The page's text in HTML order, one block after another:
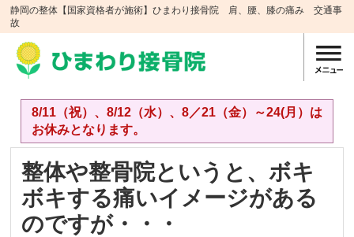
静岡の整体【国家資格者が施術】ひまわり接骨院 肩、腰、膝の痛み 交通事
故
8/11（祝）、8/12（水）、8／21（金）～24(月）は
お休みとなります。
整体や整骨院というと、ボキ
ボキする痛いイメージがある
のですが・・・